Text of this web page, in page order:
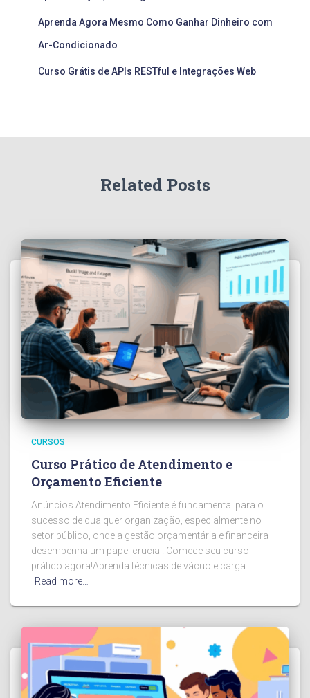
Aprenda Agora Mesmo Como Ganhar Dinheiro com
Ar-Condicionado
Curso Grátis de APIs RESTful e Integrações Web
Related Posts
CURSOS
Curso Prático de Atendimento e
Orçamento Eficiente
Anúncios Atendimento Eficiente é fundamental para o
sucesso de qualquer organização, especialmente no
setor público, onde a gestão orçamentária e financeira
desempenha um papel crucial. Comece seu curso
prático agora!Aprenda técnicas de vácuo e carga
Read more…